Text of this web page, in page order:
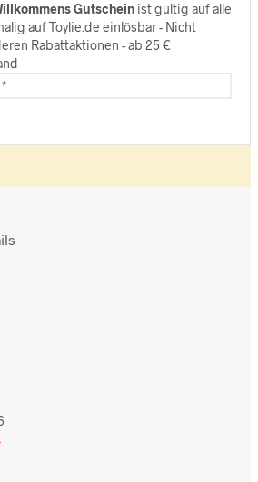
Gutschein ist gültig auf alle
auf Toylie.de einlösbar - Nicht
Rabattaktionen - ab 25 €